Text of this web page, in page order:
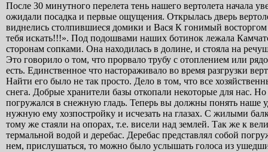
После 30 минутного перелета тень нашего вертолета начала
ожидали посадка и первые ощущения. Открылась дверь
виднелись столпившиеся домики и Вася К гонимый
тебя искать!!!». Под подошвами наших ботинок лежала
сторонам сопками. Она находилась в долине, и стояла на
Это говорило о том, что прорвало трубу с отоплением или
есть. Единственное что настораживало во время разгрузки
Найти его было не так просто. Дело в том, что все
снега. Добрые хранители базы откопали некоторые для нас.
погружался в снежную гладь. Теперь вы должны понять наше
нужную ему хозпостройку и исчезать на глазах. С жилыми
тому же стаяли на опорах, т.е. висели над землей. Так же к
термальной водой и деребас. Деребас представлял собой
нем, прислушаться, то можно было услышать голоса из